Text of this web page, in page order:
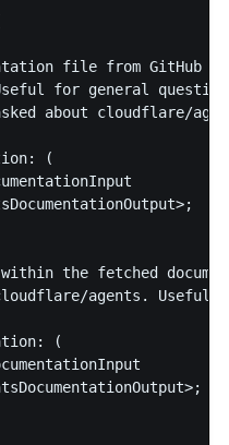
file from GitHub
for general
about cloudflare/
(
the fetched
agents. Useful
(